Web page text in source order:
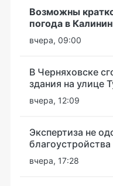
Возможны
погода в
вчера, 09:00
В Черняховске
здания на улице
вчера, 12:09
Экспертиза не
вчера, 17:28